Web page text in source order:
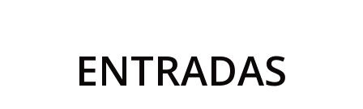
ENTRADAS